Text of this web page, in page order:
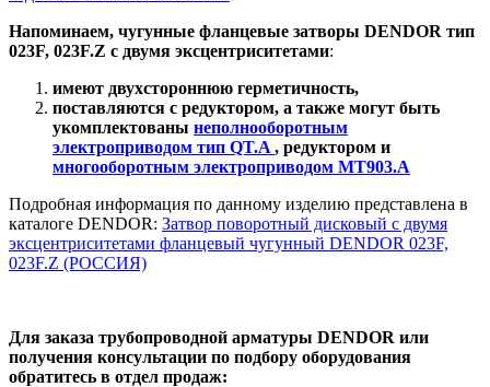
Напоминаем, чугунные фланцевые затворы DENDOR тип
023F, 023F.Z с двумя эксцентриситетами:
имеют двухстороннюю герметичность,
поставляются с редуктором, а также могут быть
укомплектованы неполнооборотным
электроприводом тип QT.A , редуктором и
многооборотным электроприводом MT903.A
Подробная информация по данному изделию представлена в
каталоге DENDOR: Затвор поворотный дисковый c двумя
эксцентриситетами фланцевый чугунный DENDOR 023F,
023F.Z (РОССИЯ)
Для заказа трубопроводной арматуры DENDOR или
получения консультации по подбору оборудования
обратитесь в отдел продаж: